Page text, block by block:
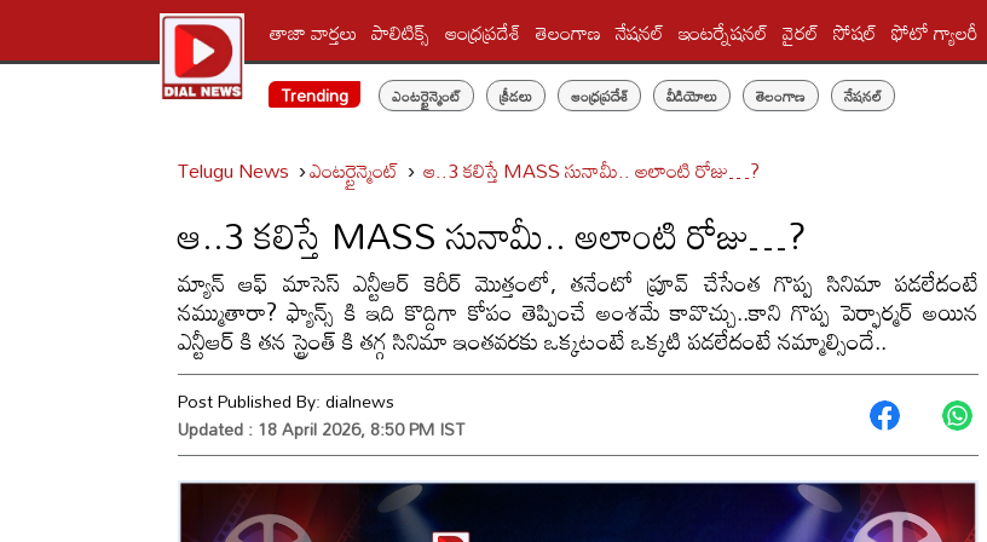
తాజా వార్తలు పాలిటిక్స్‌ ఆంధ్రప్రదేశ్ తెలంగాణ నేషనల్ ఇంటర్నేషనల్ వైరల్ సోషల్ ఫోటో గ్యాలరీ
Trending
ఎంటర్టైన్మెంట్ క్రీడలు ఆంధ్రప్రదేశ్ వీడియోలు తెలంగాణ నేషనల్
Telugu News ఎంటర్టైన్మెంట్ ఆ..3 కలిస్తే MASS సునామీ.. అలాంటి రోజు…?
ఆ..3 కలిస్తే MASS సునామీ.. అలాంటి రోజు…?
మ్యాన్ ఆఫ్ మాసెస్ ఎన్టీఆర్ కెరీర్ మొత్తంలో, తనేంటో ప్రూవ్ చేసేంత గొప్ప సినిమా పడలేదంటే
నమ్ముతారా? ఫ్యాన్స్ కి ఇది కొద్దిగా కోపం తెప్పించే అంశమే కావొచ్చు..కాని గొప్ప పెర్ఫార్మర్ అయిన
ఎన్టీఆర్ కి తన స్ట్రెంత్ కి తగ్గ సినిమా ఇంతవరకు ఒక్కటంటే ఒక్కటి పడలేదంటే నమ్మాల్సిందే..
Post Published By:dialnews
Updated : 18 April 2026, 8:50 PM IST